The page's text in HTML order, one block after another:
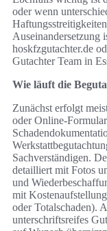
oder wenn
Auseinandersetzung
hoskfzgutachter.de
Gutachter Team in
Wie läuft die
Zunächst erfolgt
oder Online-
Sachverständigen.
detailliert mit Fotos
und
mit
oder Totalschaden).
unterschriftsreifes